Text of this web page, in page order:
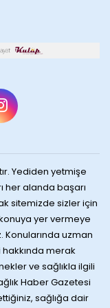
Yediden yetmişe
her alanda başarı
sitemizde sizler için
yer vermeye
Konularında uzman
merak
ve sağlıkla ilgili
Haber Gazetesi
sağlığa dair